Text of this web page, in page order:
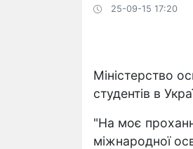
25-09-15 17:20
Міністерство
студентів в
"На моє
міжнародної